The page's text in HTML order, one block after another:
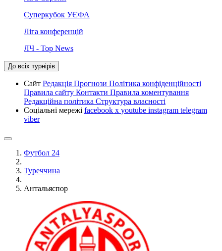
Суперкубок УЄФА
Ліга конференцій
ЛЧ - Top News
До всіх турнірів
Сайт Редакція Прогнози Політика конфіденційності
Правила сайту Контакти Правила коментування
Редакційна політика Структура власності
Соціальні мережі facebook x youtube instagram telegram
viber
Футбол 24
Туреччина
Антальяспор